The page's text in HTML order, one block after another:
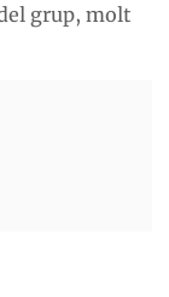
grup, molt